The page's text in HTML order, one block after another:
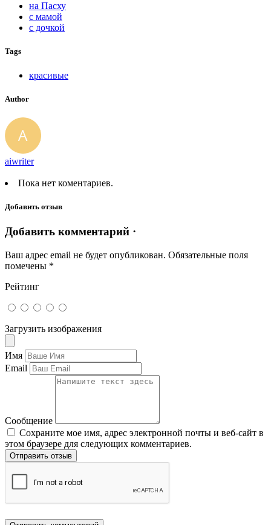
на Пасху
с мамой
с дочкой
Tags
красивые
Author
aiwriter
Пока нет коментариев.
Добавить отзыв
Добавить комментарий ·
Ваш адрес email не будет опубликован. Обязательные поля
помечены *
Рейтинг
Загрузить изображения
Имя
Email
Сообщение
Сохраните мое имя, адрес электронной почты и веб-сайт в
этом браузере для следующих комментариев.
Отправить отзыв